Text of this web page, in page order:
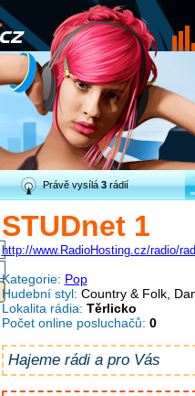
Právě vysílá3rádií
STUDnet 1
http://www.RadioHosting.cz/radio/
Kategorie: Pop
Hudební styl: Country & Folk,
Lokalita rádia: Těrlicko
Počet online posluchačů: 0
Hajeme rádi a pro Vás